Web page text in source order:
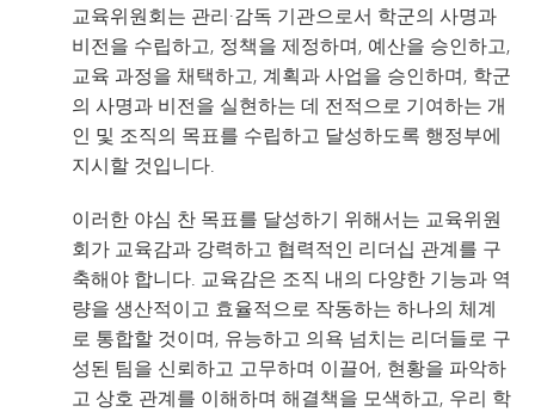
교육위원회는 관리·감독 기관으로서 학군의 사명과
비전을 수립하고, 정책을 제정하며, 예산을 승인하고,
교육 과정을 채택하고, 계획과 사업을 승인하며, 학군
의 사명과 비전을 실현하는 데 전적으로 기여하는 개
인 및 조직의 목표를 수립하고 달성하도록 행정부에
지시할 것입니다.
이러한 야심 찬 목표를 달성하기 위해서는 교육위원
회가 교육감과 강력하고 협력적인 리더십 관계를 구
축해야 합니다. 교육감은 조직 내의 다양한 기능과 역
량을 생산적이고 효율적으로 작동하는 하나의 체계
로 통합할 것이며, 유능하고 의욕 넘치는 리더들로 구
성된 팀을 신뢰하고 고무하며 이끌어, 현황을 파악하
고 상호 관계를 이해하며 해결책을 모색하고, 우리 학